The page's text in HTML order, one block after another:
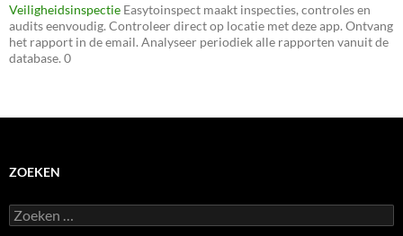
Veiligheidsinspectie Easytoinspect maakt inspecties, controles en
audits eenvoudig. Controleer direct op locatie met deze app. Ontvang
het rapport in de email. Analyseer periodiek alle rapporten vanuit de
database. 0
ZOEKEN
Zoeken
naar: